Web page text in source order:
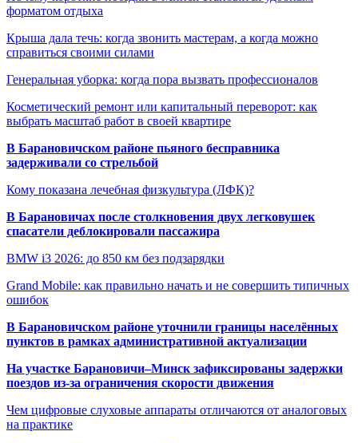
форматом отдыха
Крыша дала течь: когда звонить мастерам, а когда можно
справиться своими силами
Генеральная уборка: когда пора вызвать профессионалов
Косметический ремонт или капитальный переворот: как
выбрать масштаб работ в своей квартире
В Барановичском районе пьяного бесправника
задерживали со стрельбой
Кому показана лечебная физкультура (ЛФК)?
В Барановичах после столкновения двух легковушек
спасатели деблокировали пассажира
BMW i3 2026: до 850 км без подзарядки
Grand Mobile: как правильно начать и не совершить типичных
ошибок
В Барановичском районе уточнили границы населённых
пунктов в рамках административной актуализации
На участке Барановичи–Минск зафиксированы задержки
поездов из-за ограничения скорости движения
Чем цифровые слуховые аппараты отличаются от аналоговых
на практике